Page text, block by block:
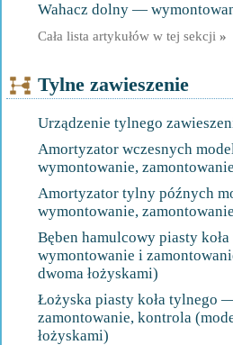
Wahacz dolny —
Cała lista artykułów w tej sekcji »
Tylne zawieszenie
Urządzenie tylnego
Amortyzator wczesnych
wymontowanie,
Amortyzator tylny późnych
wymontowanie,
Bęben hamulcowy piasty
wymontowanie i
dwoma łożyskami)
Łożyska piasty koła tylnego
zamontowanie, kontrola
łożyskami)